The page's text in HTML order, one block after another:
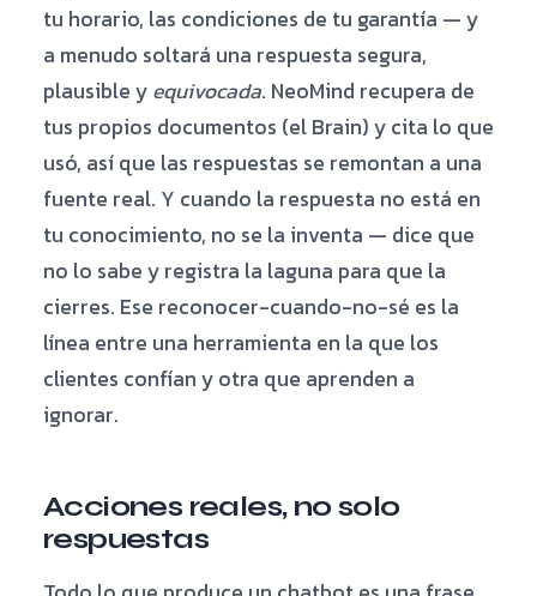
tu horario, las condiciones de tu garantía — y
a menudo soltará una respuesta segura,
plausible yequivocada. NeoMind recupera de
tus propios documentos (el Brain) y cita lo que
usó, así que las respuestas se remontan a una
fuente real. Y cuando la respuesta no está en
tu conocimiento, no se la inventa — dice que
no lo sabe y registra la laguna para que la
cierres. Ese reconocer-cuando-no-sé es la
línea entre una herramienta en la que los
clientes confían y otra que aprenden a
ignorar.
Acciones reales, no solo
respuestas